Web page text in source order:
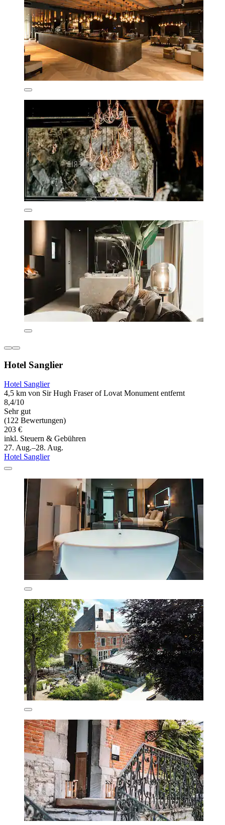
Hotel Sanglier
Hotel Sanglier
4,5 km von Sir Hugh Fraser of Lovat Monument entfernt
8,4/10
Sehr gut
(122 Bewertungen)
203 €
inkl. Steuern & Gebühren
27. Aug.–28. Aug.
Hotel Sanglier